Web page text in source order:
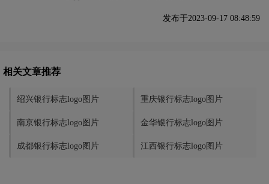
发布于2023-09-17 08:48:59
相关文章推荐
绍兴银行标志logo图片 重庆银行标志logo图片
南京银行标志logo图片 金华银行标志logo图片
成都银行标志logo图片 江西银行标志logo图片